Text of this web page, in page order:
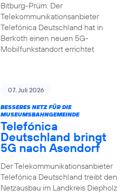
Bitburg-Prüm: Der
Telekommunikationsanbieter
Telefónica Deutschland hat in
Berkoth einen neuen 5G-
Mobilfunkstandort errichtet
07. Juli 2026
BESSERES NETZ FÜR DIE
MUSEUMSBAHNGEMEINDE
Telefónica
Deutschland bringt
5G nach Asendorf
Der Telekommunikationsanbieter
Telefónica Deutschland treibt den
Netzausbau im Landkreis Diepholz